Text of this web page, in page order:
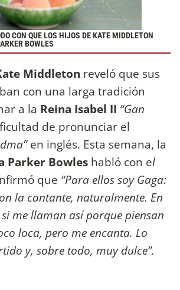
CON QUE LOS HIJOS DE KATE MIDDLETON
BOWLES
Middleton reveló que sus
con una larga tradición
a la Reina Isabel II “Gan
de pronunciar el
en inglés. Esta semana, la
Parker Bowles habló con el
que “Para ellos soy Gaga:
la cantante, naturalmente. En
me llaman así porque piensan
loca, pero me encanta. Lo
y, sobre todo, muy dulce”.